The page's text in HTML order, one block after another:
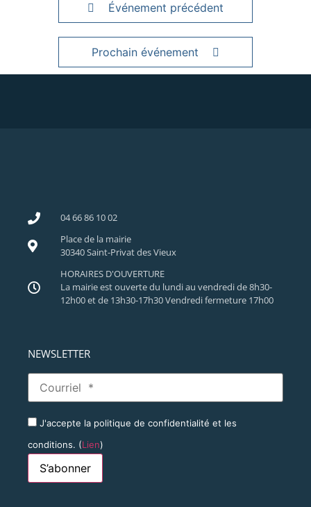
Événement précédent
Prochain événement
04 66 86 10 02
Place de la mairie
30340 Saint-Privat des Vieux
HORAIRES D'OUVERTURE
La mairie est ouverte du lundi au vendredi de 8h30-
12h00 et de 13h30-17h30 Vendredi fermeture 17h00
NEWSLETTER
J'accepte la politique de confidentialité et les
conditions. (Lien)